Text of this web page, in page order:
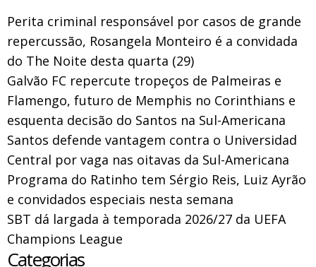
Perita criminal responsável por casos de grande
repercussão, Rosangela Monteiro é a convidada
do The Noite desta quarta (29)
Galvão FC repercute tropeços de Palmeiras e
Flamengo, futuro de Memphis no Corinthians e
esquenta decisão do Santos na Sul-Americana
Santos defende vantagem contra o Universidad
Central por vaga nas oitavas da Sul-Americana
Programa do Ratinho tem Sérgio Reis, Luiz Ayrão
e convidados especiais nesta semana
SBT dá largada à temporada 2026/27 da UEFA
Champions League
Categorias